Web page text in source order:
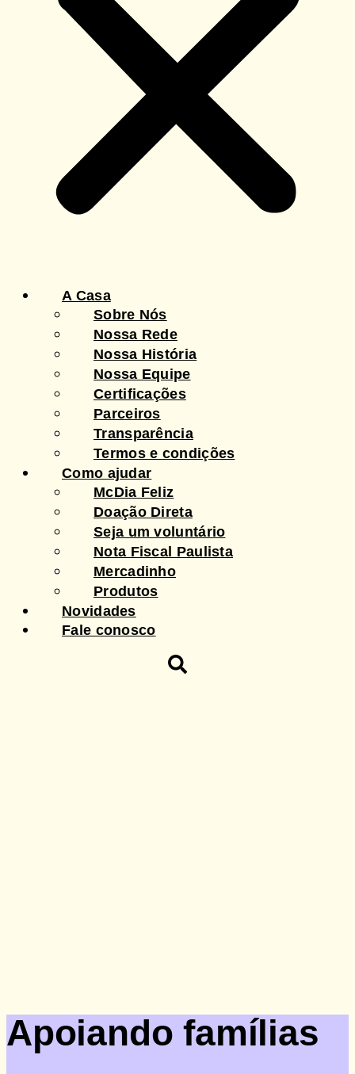
A Casa
Sobre Nós
Nossa Rede
Nossa História
Nossa Equipe
Certificações
Parceiros
Transparência
Termos e condições
Como ajudar
McDia Feliz
Doação Direta
Seja um voluntário
Nota Fiscal Paulista
Mercadinho
Produtos
Novidades
Fale conosco
Apoiando famílias